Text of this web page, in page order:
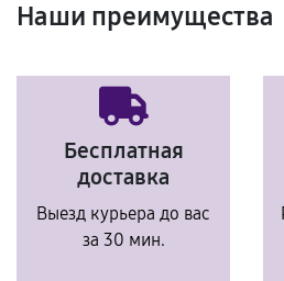
Наши преимущества
Бесплатная
доставка
Выезд курьера до вас
за 30 мин.